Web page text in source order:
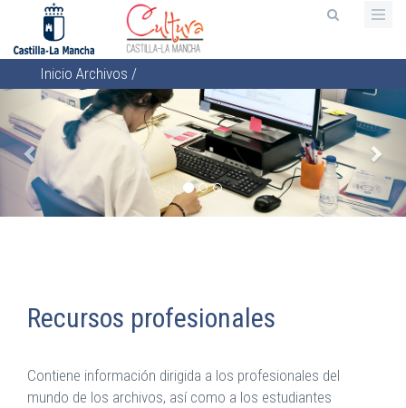
contenido
principal
Sobrescribir
enlaces
de
ayuda
la
Inicio Archivos /
Anterior
Recursos profesionales
Contiene información dirigida a los profesionales del
mundo de los archivos, así como a los estudiantes